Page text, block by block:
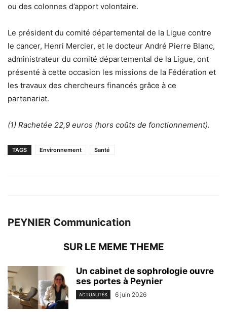
ou des colonnes d’apport volontaire.
Le président du comité départemental de la Ligue contre
le cancer, Henri Mercier, et le docteur André Pierre Blanc,
administrateur du comité départemental de la Ligue, ont
présenté à cette occasion les missions de la Fédération et
les travaux des chercheurs financés grâce à ce
partenariat.
(1) Rachetée 22,9 euros (hors coûts de fonctionnement).
TAGS Environnement Santé
PEYNIER Communication
SUR LE MEME THEME
Un cabinet de sophrologie ouvre
ses portes à Peynier
ACTUALITÉS 6 juin 2026